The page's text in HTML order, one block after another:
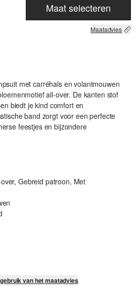
Maat selecteren
Maatadvies
met carréhals en volantmouwen
all-over. De kanten stof
biedt je kind comfort en
band zorgt voor een perfecte
feestjes en bijzondere
Gebreid patroon, Met
van het maatadvies